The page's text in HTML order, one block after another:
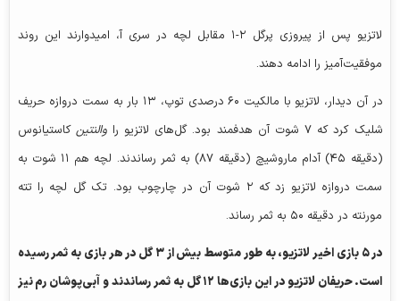
لاتزیو پس از پیروزی پرگل ۲-۱ مقابل لچه در سری آ، امیدوارند این روند
موفقیت‌آمیز را ادامه دهند.
در آن دیدار، لاتزیو با مالکیت ۶۰ درصدی توپ، ۱۳ بار به سمت دروازه حریف
شلیک کرد که ۷ شوت آن هدفمند بود. گل‌های لاتزیو را
والنتین کاستیانوس
(دقیقه ۴۵) آدام ماروشیچ (دقیقه ۸۷) به ثمر رساندند. لچه هم ۱۱ شوت به
سمت دروازه لاتزیو زد که ۲ شوت آن در چارچوب بود. تک گل لچه را تته
مورنته در دقیقه ۵۰ به ثمر رساند.
در ۵ بازی اخیر لاتزیو، به طور متوسط بیش از ۳ گل در هر بازی به ثمر رسیده
است. حریفان لاتزیو در این بازی‌ها ۱۲ گل به ثمر رساندند و آبی‌پوشان رم نیز